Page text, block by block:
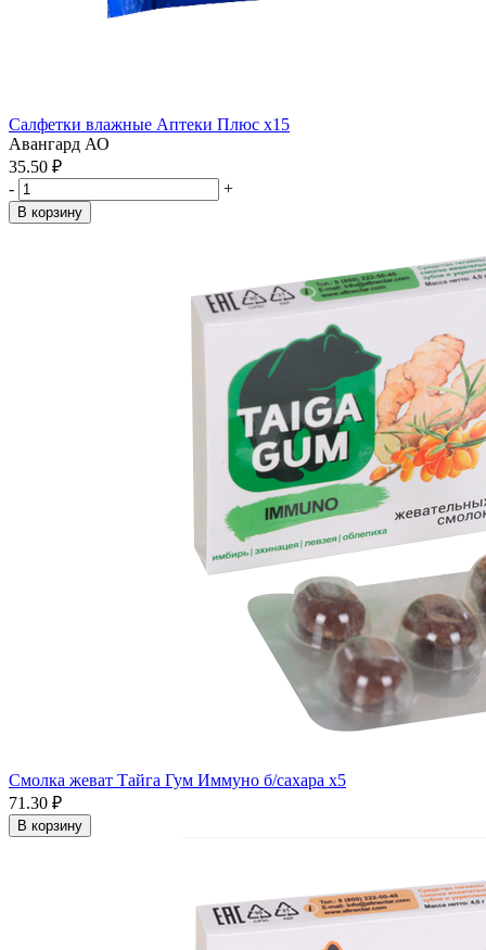
Салфетки влажные Аптеки Плюс x15
Авангард АО
35.50 ₽
-
+
В корзину
Смолка жеват Тайга Гум Иммуно б/сахара x5
71.30 ₽
В корзину